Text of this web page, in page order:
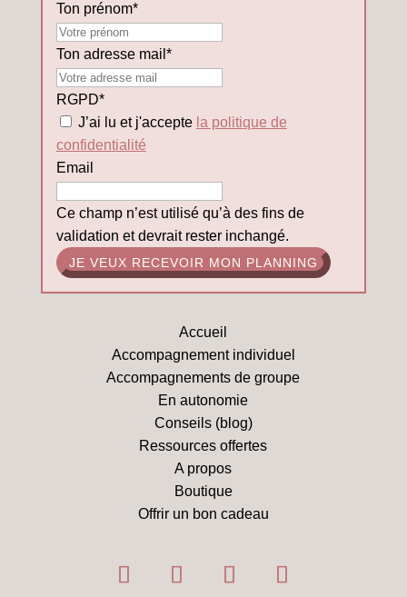
Ton prénom*
Ton adresse mail *
RGPD*
J’ai lu et j'accepte la politique de
confidentialité
Email
Ce champ n’est utilisé qu’à des fins de
validation et devrait rester inchangé.
Accueil
Accompagnement individuel
Accompagnements de groupe
En autonomie
Conseils (blog)
Ressources offertes
A propos
Boutique
Offrir un bon cadeau